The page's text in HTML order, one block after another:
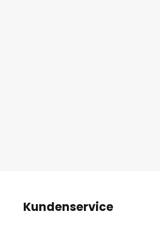
Kundenservice